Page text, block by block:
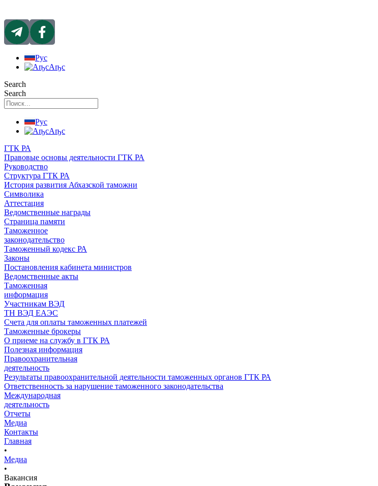
Рус
Аҧс
Search
Search
Рус
Аҧс
ГТК РА
Правовые основы деятельности ГТК РА
Руководство
Структура ГТК РА
История развития Абхазской таможни
Символика
Аттестация
Ведомственные награды
Страница памяти
Таможенное
законодательство
Таможенный кодекс РА
Законы
Постановления кабинета министров
Ведомственные акты
Таможенная
информация
Участникам ВЭД
ТН ВЭД ЕАЭС
Счета для оплаты таможенных платежей
Таможенные брокеры
О приеме на службу в ГТК РА
Полезная информация
Правоохранительная
деятельность
Результаты правоохранительной деятельности таможенных органов ГТК РА
Ответственность за нарушение таможенного законодательства
Международная
деятельность
Отчеты
Медиа
Контакты
Главная
•
Медиа
•
Вакансия